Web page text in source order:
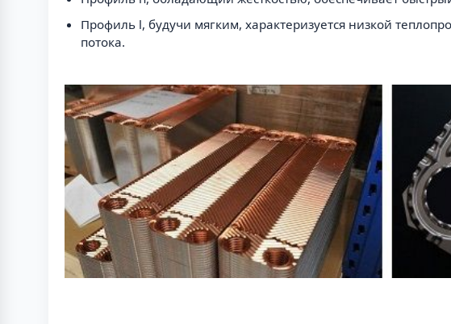
Профиль l, будучи мягким, характеризуется низкой
потока.